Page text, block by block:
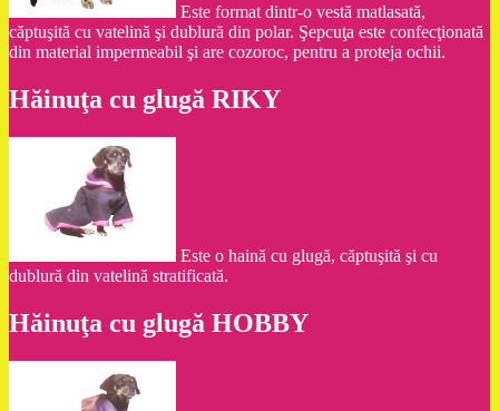
Este format dintr-o vestă matlasată,
căptuşită cu vatelină şi dublură din polar. Şepcuţa este confecţionată
din material impermeabil şi are cozoroc, pentru a proteja ochii.
Hăinuţa cu glugă RIKY
Este o haină cu glugă, căptuşită şi cu
dublură din vatelină stratificată.
Hăinuţa cu glugă HOBBY